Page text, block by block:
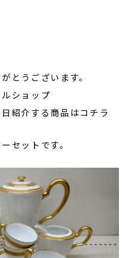
とうございます。
ショップ
紹介する商品はコチラ
セットです。